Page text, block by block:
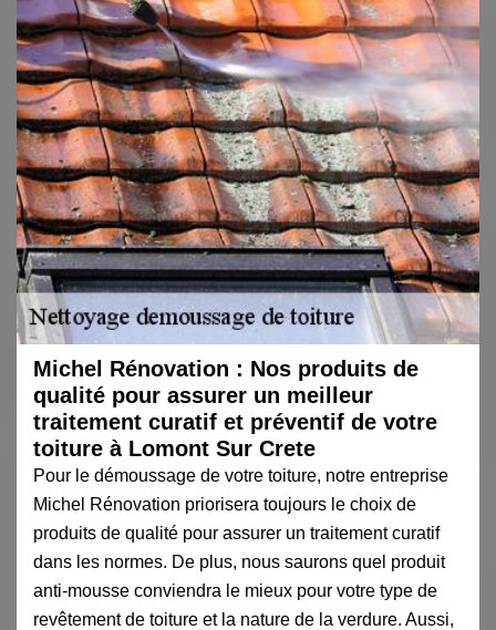
Michel Rénovation : Nos produits de
qualité pour assurer un meilleur
traitement curatif et préventif de votre
toiture à Lomont Sur Crete
Pour le démoussage de votre toiture, notre entreprise
Michel Rénovation priorisera toujours le choix de
produits de qualité pour assurer un traitement curatif
dans les normes. De plus, nous saurons quel produit
anti-mousse conviendra le mieux pour votre type de
revêtement de toiture et la nature de la verdure. Aussi,